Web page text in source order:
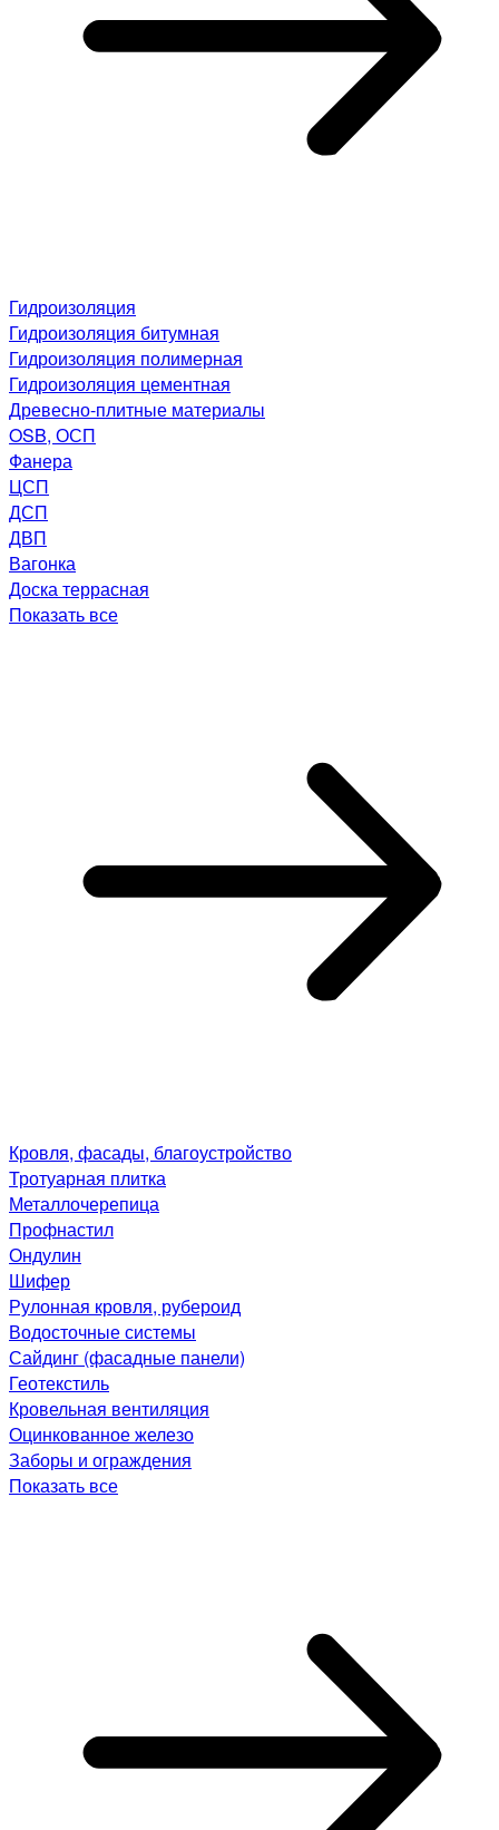
Гидроизоляция
Гидроизоляция битумная
Гидроизоляция полимерная
Гидроизоляция цементная
Древесно-плитные материалы
OSB, ОСП
Фанера
ЦСП
ДСП
ДВП
Вагонка
Доска террасная
Показать все
Кровля, фасады, благоустройство
Тротуарная плитка
Металлочерепица
Профнастил
Ондулин
Шифер
Рулонная кровля, рубероид
Водосточные системы
Сайдинг (фасадные панели)
Геотекстиль
Кровельная вентиляция
Оцинкованное железо
Заборы и ограждения
Показать все